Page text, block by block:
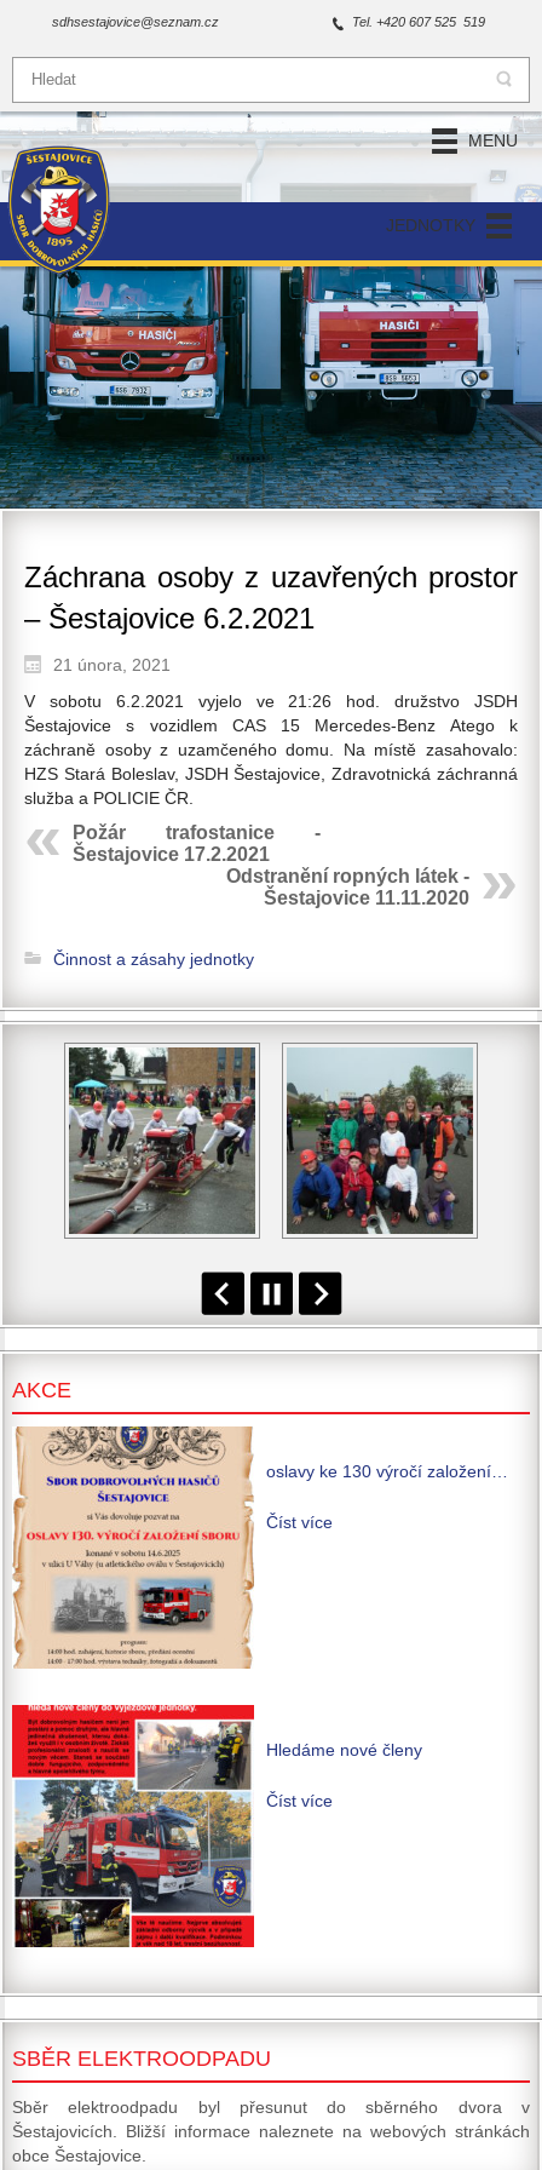
sdhsestajovice@seznam.cz Tel. +420 607 525 519
MENU
JEDNOTKY
Záchrana osoby z uzavřených prostor
– Šestajovice 6.2.2021
21 února, 2021
V sobotu 6.2.2021 vyjelo ve 21:26 hod. družstvo JSDH
Šestajovice s vozidlem CAS 15 Mercedes-Benz Atego k
záchraně osoby z uzamčeného domu. Na místě zasahovalo:
HZS Stará Boleslav, JSDH Šestajovice, Zdravotnická záchranná
služba a POLICIE ČR.
Požár trafostanice -
Šestajovice 17.2.2021
Odstranění ropných látek -
Šestajovice 11.11.2020
Činnost a zásahy jednotky
AKCE
oslavy ke 130 výročí založení…
Číst více
Hledáme nové členy
Číst více
SBĚR ELEKTROODPADU
Sběr elektroodpadu byl přesunut do sběrného dvora v
Šestajovicích. Bližší informace naleznete na webových stránkách
obce Šestajovice.